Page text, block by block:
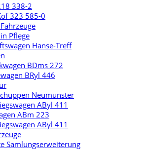
338-2
323 585-0
Pflege
Hanse-Treff
BDms 272
BRyl 446
Neumünster
AByl 411
ABm 223
AByl 411
Samlungserweiterung